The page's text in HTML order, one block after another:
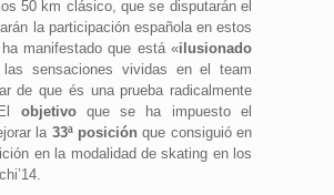
50 km clásico, que se disputarán el
la participación española en estos
manifestado que está «ilusionado
sensaciones vividas en el team
de que és una prueba radicalmente
objetivoque se ha impuesto el
la 33ª posición que consiguió en
en la modalidad de skating en los